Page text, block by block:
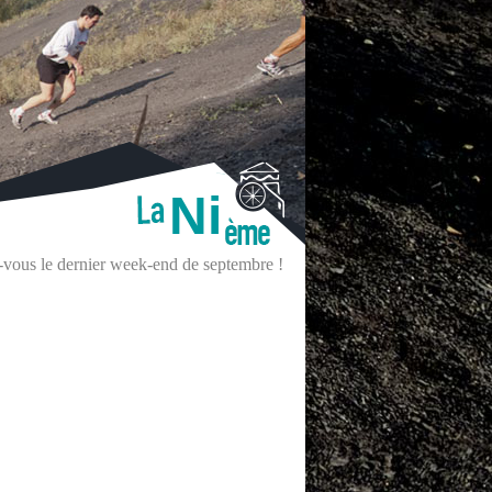
Ni
le dernier week-end de septembre !